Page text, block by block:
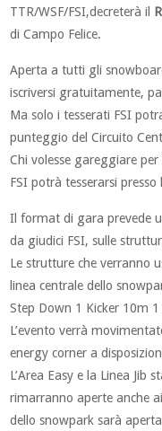
TTR/WSF/FSI,decreterà il
di Campo Felice.
Aperta a tutti gli
iscriversi gratuitamente,
Ma solo i tesserati FSI
punteggio del Circuito
Chi volesse gareggiare
FSI potrà tesserarsi
Il format di gara prevede
da giudici FSI, sulle
Le strutture che verranno
linea centrale dello
Step Down 1 Kicker 10m
L’evento verrà
energy corner a
L’Area Easy e la Linea Jib
rimarranno aperte anche
dello snowpark sarà